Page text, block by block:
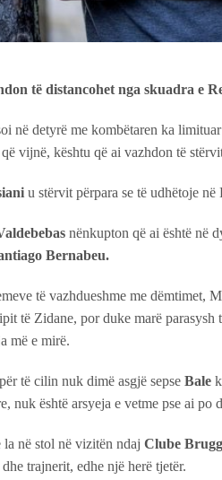
të distancohet nga skuadra e
në detyrë me kombëtaren ka
vijnë, kështu që ai vazhdon të
u stërvit përpara se të udhëtoje
nënkupton që ai është në
Bernabeu.
të vazhdueshme me dëmtimet,
të Zidane, por duke marë
më e mirë.
të cilin nuk dimë asgjë sepse Bale
nuk është arsyeja e vetme pse ai po
la në stol në vizitën ndaj Clube
trajnerit, edhe një herë tjetër.